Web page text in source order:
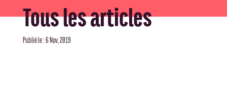
Tous les articles
Publié le : 6 Nov, 2019